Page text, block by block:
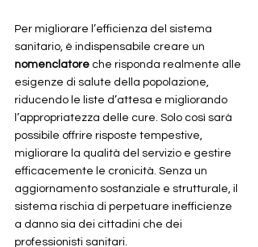
Per migliorare l’efficienza del sistema
sanitario, è indispensabile creare un
nomenclatore che risponda realmente alle
esigenze di salute della popolazione,
riducendo le liste d’attesa e migliorando
l’appropriatezza delle cure. Solo così sarà
possibile offrire risposte tempestive,
migliorare la qualità del servizio e gestire
efficacemente le cronicità. Senza un
aggiornamento sostanziale e strutturale, il
sistema rischia di perpetuare inefficienze
a danno sia dei cittadini che dei
professionisti sanitari.